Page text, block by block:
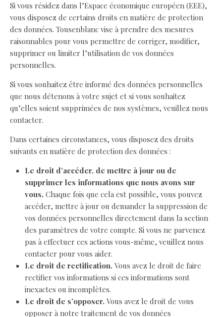
Si vous résidez dans l’Espace économique européen (EEE),
vous disposez de certains droits en matière de protection
des données. Tousenblanc vise à prendre des mesures
raisonnables pour vous permettre de corriger, modifier,
supprimer ou limiter l’utilisation de vos données
personnelles.
Si vous souhaitez être informé des données personnelles
que nous détenons à votre sujet et si vous souhaitez
qu’elles soient supprimées de nos systèmes, veuillez nous
contacter.
Dans certaines circonstances, vous disposez des droits
suivants en matière de protection des données :
Le droit d’accéder, de mettre à jour ou de
supprimer les informations que nous avons sur
vous. Chaque fois que cela est possible, vous pouvez
accéder, mettre à jour ou demander la suppression de
vos données personnelles directement dans la section
des paramètres de votre compte. Si vous ne parvenez
pas à effectuer ces actions vous-même, veuillez nous
contacter pour vous aider.
Le droit de rectification. Vous avez le droit de faire
rectifier vos informations si ces informations sont
inexactes ou incomplètes.
Le droit de s’opposer. Vous avez le droit de vous
opposer à notre traitement de vos données